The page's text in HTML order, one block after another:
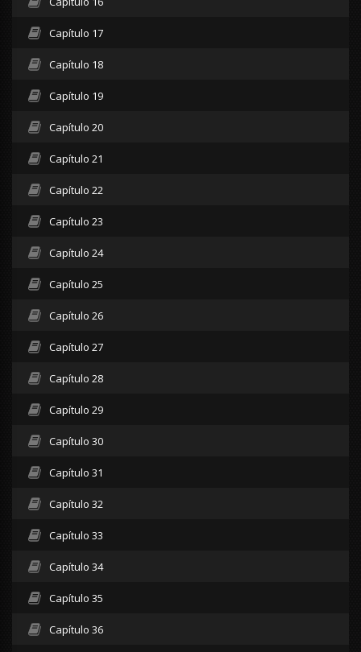
Capítulo 17
Capítulo 18
Capítulo 19
Capítulo 20
Capítulo 21
Capítulo 22
Capítulo 23
Capítulo 24
Capítulo 25
Capítulo 26
Capítulo 27
Capítulo 28
Capítulo 29
Capítulo 30
Capítulo 31
Capítulo 32
Capítulo 33
Capítulo 34
Capítulo 35
Capítulo 36